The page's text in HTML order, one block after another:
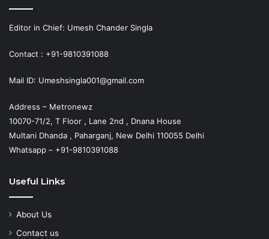
Editor in Chief: Umesh Chander Singla
Contact : +91-9810391088
Mail ID: Umeshsingla001@gmail.com
Address – Metronewz
10070-71/2, T Floor , Lane 2nd , Dnana House
Multani Dhanda , Paharganj, New Delhi 110055 Delhi
Whatsapp – +91-9810391088
Useful Links
About Us
Contact us